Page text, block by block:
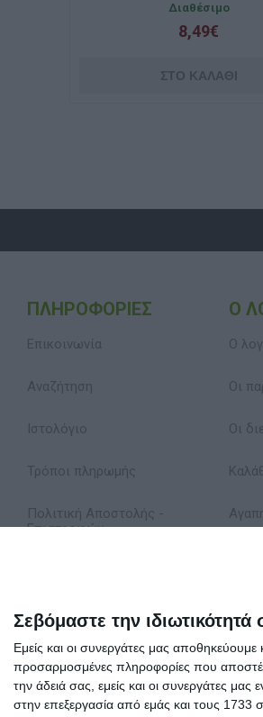
Σεβόμαστε την ιδιωτικότητά
Εμείς και οι συνεργάτες μας
προσαρμοσμένες πληροφορίες που
την άδειά σας, εμείς και οι συνεργάτες
στην επεξεργασία από εμάς και τους 1733
Διαθέσιμο κατόπιν
6,90€
ΠΛΗΡΟΦΟΡΊΕΣ
Επικοινωνία
Αναζήτηση
Ιστολόγιο
Τρόποι πληρωμής
Πολιτική Αποστολής -
Επιστροφών
Όροι Χρήσης
Σχετικά με εμάς
Ο
Ο
Οι
Οι